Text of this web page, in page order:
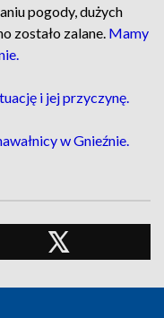
pogody, dużych
zostało zalane. Mamy
i jej przyczynę.
w Gnieźnie.